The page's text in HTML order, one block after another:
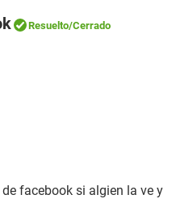
Resuelto/Cerrado
facebook si algien la ve y